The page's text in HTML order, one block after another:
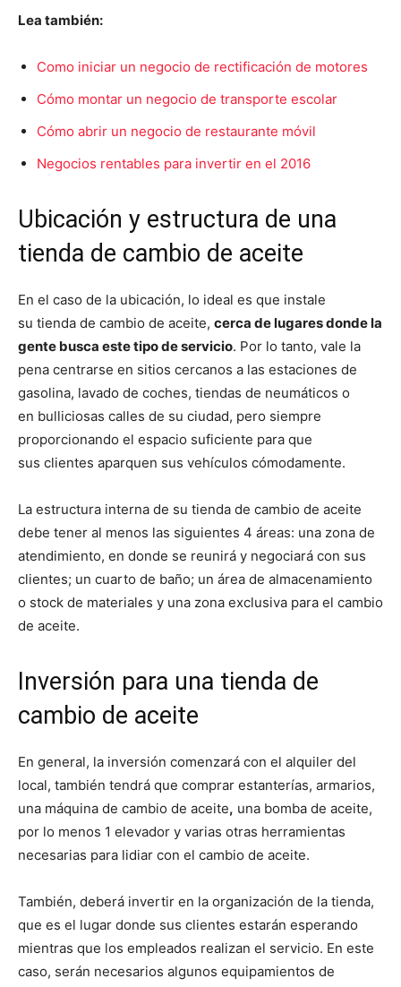
Lea también:
Como iniciar un negocio de rectificación de motores
Cómo montar un negocio de transporte escolar
Cómo abrir un negocio de restaurante móvil
Negocios rentables para invertir en el 2016
Ubicación y estructura de una
tienda de cambio de aceite
En el caso de la ubicación, lo ideal es que instale
su tienda de cambio de aceite, cerca de lugares donde la
gente busca este tipo de servicio. Por lo tanto, vale la
pena centrarse en sitios cercanos a las estaciones de
gasolina, lavado de coches, tiendas de neumáticos o
en bulliciosas calles de su ciudad, pero siempre
proporcionando el espacio suficiente para que
sus clientes aparquen sus vehículos cómodamente.
La estructura interna de su tienda de cambio de aceite
debe tener al menos las siguientes 4 áreas: una zona de
atendimiento, en donde se reunirá y negociará con sus
clientes; un cuarto de baño; un área de almacenamiento
o stock de materiales y una zona exclusiva para el cambio
de aceite.
Inversión para una tienda de
cambio de aceite
En general, la inversión comenzará con el alquiler del
local, también tendrá que comprar estanterías, armarios,
una máquina de cambio de aceite, una bomba de aceite,
por lo menos 1 elevador y varias otras herramientas
necesarias para lidiar con el cambio de aceite.
También, deberá invertir en la organización de la tienda,
que es el lugar donde sus clientes estarán esperando
mientras que los empleados realizan el servicio. En este
caso, serán necesarios algunos equipamientos de